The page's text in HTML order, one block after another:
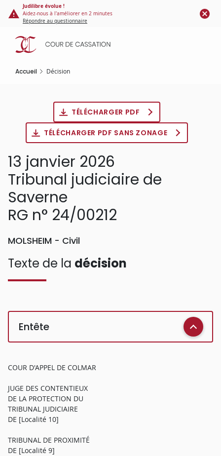
Panneau de gestion des cookies
contenu
principal
Judilibre évolue !
Aidez-nous à l'améliorer en 2 minutes
Répondre au questionnaire
Accueil Décision
TÉLÉCHARGER PDF
TÉLÉCHARGER PDF SANS ZONAGE
13 janvier 2026
Tribunal judiciaire de
Saverne
RG n° 24/00212
MOLSHEIM - Civil
Texte de la décision
Entête
COUR D'APPEL DE COLMAR
JUGE DES CONTENTIEUX
DE LA PROTECTION DU
TRIBUNAL JUDICIAIRE
DE [Localité 10]
TRIBUNAL DE PROXIMITÉ
DE [Localité 9]